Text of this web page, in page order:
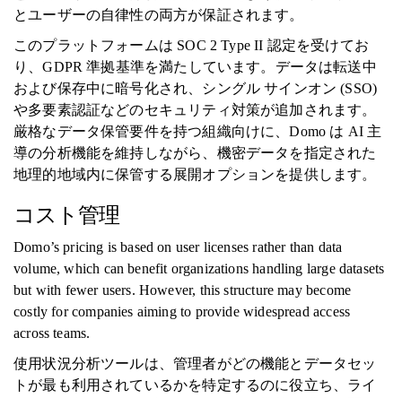
とユーザーの自律性の両方が保証されます。
このプラットフォームは SOC 2 Type II 認定を受けてお
り、GDPR 準拠基準を満たしています。データは転送中
および保存中に暗号化され、シングル サインオン (SSO)
や多要素認証などのセキュリティ対策が追加されます。
厳格なデータ保管要件を持つ組織向けに、Domo は AI 主
導の分析機能を維持しながら、機密データを指定された
地理的地域内に保管する展開オプションを提供します。
コスト管理
Domo’s pricing is based on user licenses rather than data
volume, which can benefit organizations handling large datasets
but with fewer users. However, this structure may become
costly for companies aiming to provide widespread access
across teams.
使用状況分析ツールは、管理者がどの機能とデータセッ
トが最も利用されているかを特定するのに役立ち、ライ